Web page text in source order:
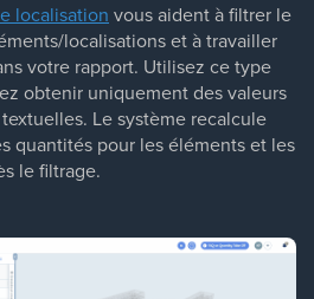
localisation vous aident à filtrer le
localisations et à travailler
votre rapport. Utilisez ce type
obtenir uniquement des valeurs
Le système recalcule
quantités pour les éléments et les
le filtrage.